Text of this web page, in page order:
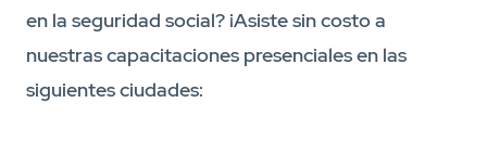
en la seguridad social? ¡Asiste sin costo a
nuestras capacitaciones presenciales en las
siguientes ciudades: